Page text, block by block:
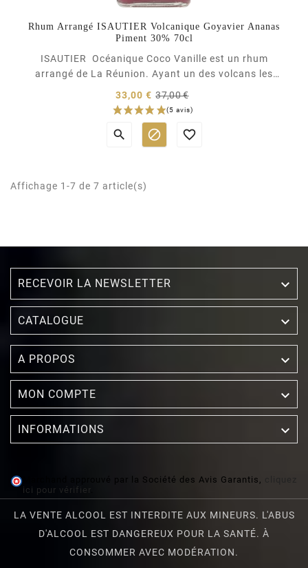
Rhum Arrangé ISAUTIER Volcanique Goyavier Ananas
Piment 30% 70cl
ISAUTIER Océanique Coco Vanille est un rhum
arrangé de La Réunion. Ayant un des volcans les
plus actifs au monde pour inspiration, les saveurs de
cet arrangé explosent en bouche : ananas Victoria
33,00 € 37,00 €
normal
Prix
  
Affichage 1-7 de 7 article(s)
RECEVOIR LA NEWSLETTER 
CATALOGUE 
A PROPOS 
MON COMPTE 
INFORMATIONS 
Marchand approuvé par la Société des Avis Garantis,
ici pour vérifier
LA VENTE ALCOOL EST INTERDITE AUX MINEURS. L'ABUS
D'ALCOOL EST DANGEREUX POUR LA SANTÉ. À
CONSOMMER AVEC MODÉRATION.